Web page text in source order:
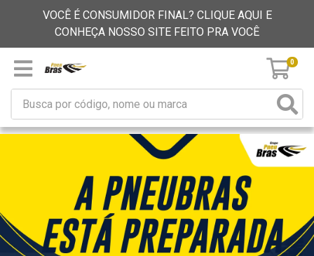
VOCÊ É CONSUMIDOR FINAL? CLIQUE AQUI E
CONHEÇA NOSSO SITE FEITO PRA VOCÊ
0